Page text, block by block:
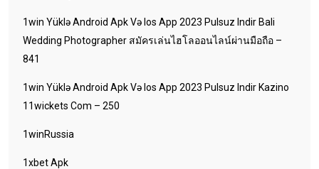
1win Yüklə Android Apk Və Ios App 2023 Pulsuz Indir Bali
Wedding Photographer สมัครเล่นไฮโลออนไลน์ผ่านมือถือ –
841
1win Yüklə Android Apk Və Ios App 2023 Pulsuz Indir Kazino
11wickets Com – 250
1winRussia
1xbet Apk